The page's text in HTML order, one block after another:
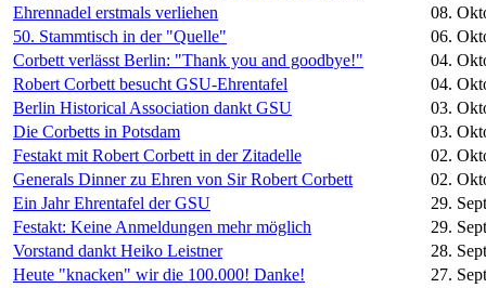
Ehrennadel erstmals verliehen
08.
50. Stammtisch in der "Quelle"
06.
Corbett verlässt Berlin: "Thank you and goodbye!"
04.
Robert Corbett besucht GSU-Ehrentafel
04.
Berlin Historical Association dankt GSU
03.
Die Corbetts in Potsdam
03.
Festakt mit Robert Corbett in der Zitadelle
02.
Generals Dinner zu Ehren von Sir Robert Corbett
02.
Ein Jahr Ehrentafel der GSU
29.
Festakt: Keine Anmeldungen mehr möglich
29.
Vorstand dankt Heiko Leistner
28.
Heute "knacken" wir die 100.000! Danke!
27.